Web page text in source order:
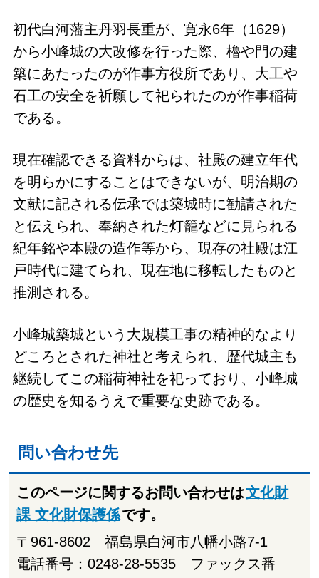
初代白河藩主丹羽長重が、寛永6年（1629）
から小峰城の大改修を行った際、櫓や門の建
築にあたったのが作事方役所であり、大工や
石工の安全を祈願して祀られたのが作事稲荷
である。
現在確認できる資料からは、社殿の建立年代
を明らかにすることはできないが、明治期の
文献に記される伝承では築城時に勧請された
と伝えられ、奉納された灯籠などに見られる
紀年銘や本殿の造作等から、現存の社殿は江
戸時代に建てられ、現在地に移転したものと
推測される。
小峰城築城という大規模工事の精神的なより
どころとされた神社と考えられ、歴代城主も
継続してこの稲荷神社を祀っており、小峰城
の歴史を知るうえで重要な史跡である。
問い合わせ先
このページに関するお問い合わせは文化財
課 文化財保護係です。
〒961-8602 福島県白河市八幡小路7-1
電話番号：0248-28-5535 ファックス番